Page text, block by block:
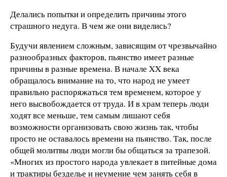
Делались попытки и определить причины этого
страшного недуга. В чем же они виделись?
Будучи явлением сложным, зависящим от чрезвычайно
разнообразных факторов, пьянство имеет разные
причины в разные времена. В начале XX века
обращалось внимание на то, что народ не умеет
правильно распоряжаться тем временем, которое у
него высвобождается от труда. И в храм теперь люди
ходят все меньше, тем самым лишают себя
возможности организовать свою жизнь так, чтобы
просто не оставалось времени на пьянство. Так, после
общей молитвы люди могли бы общаться за трапезой.
«Многих из простого народа увлекает в питейные дома
и трактиры безделье и неумение чем занять себя в